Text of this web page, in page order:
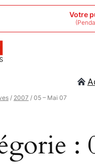
Votre
/ 2007 / 05 – Mai 07
: